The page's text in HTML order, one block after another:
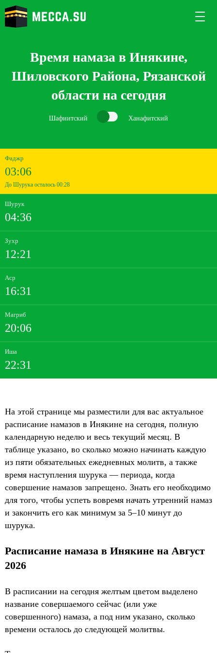
Время намаза в Инякине,
Шиловского Района, Рязанской
области на сегодня
Шафиитский Ханафитский
Фаджр
03:06
До Шурука осталось 00:28
Шурук
04:36
Зухр
12:21
Аср
16:31
Магриб
20:06
Иша
22:31
На этой странице мы разместили для вас актуальное
расписание намазов в Инякине на сегодня, полную
календарную неделю и весь текущий месяц. В
таблице указано, во сколько можно начинать каждую
из пяти обязательных ежедневных молитв, а также
время наступления шурука — периода, когда
совершение намазов запрещено. Знать его необходимо
для того, чтобы успеть вовремя начать утренний намаз
и закончить его как минимум за 5–10 минут до
шурука.
Расписание намаза в Инякине на Август
2026
В расписании на сегодня желтым цветом выделено
название совершаемого сейчас (или уже
совершенного) намаза, а под ним указано, сколько
времени осталось до следующей молитвы.